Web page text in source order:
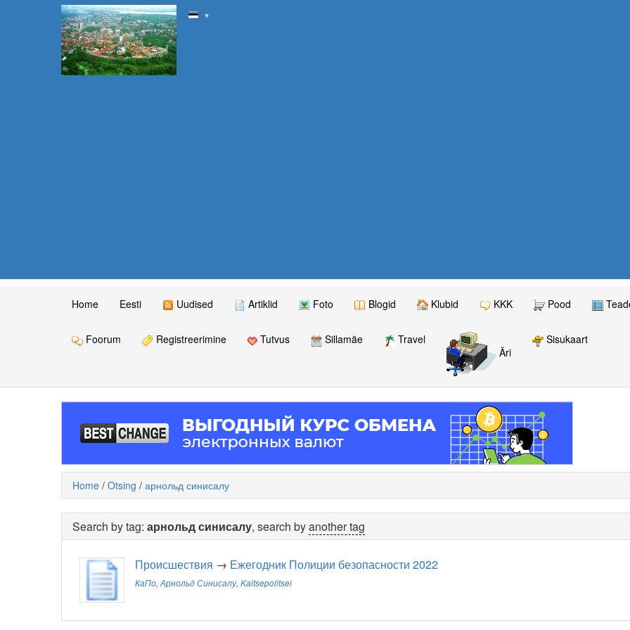
▼
Home Eesti Uudised Artiklid Foto Blogid Klubid KKK Pood
Foorum Registreerimine Tutvus Sillamäe
Travel
Äri
Sisukaart
Home / Otsing / арнольд синисалу
Search by tag: арнольд синисалу, search byanother tag
Происшествия → Ежегодник Полиции безопасности 2022
КаПо,Арнольд Синисалу, Kaitsepolitsei